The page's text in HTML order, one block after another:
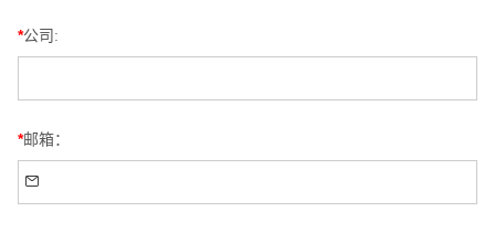
*公司:
*邮箱：
